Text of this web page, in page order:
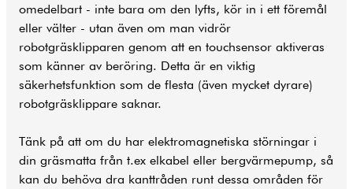
omedelbart - inte bara om den lyfts, kör in i ett föremål
eller välter - utan även om man vidrör
robotgräsklipparen genom att en touchsensor aktiveras
som känner av beröring. Detta är en viktig
säkerhetsfunktion som de flesta (även mycket dyrare)
robotgräsklippare saknar.
Tänk på att om du har elektromagnetiska störningar i
din gräsmatta från t.ex elkabel eller bergvärmepump, så
kan du behöva dra kanttråden runt dessa områden för